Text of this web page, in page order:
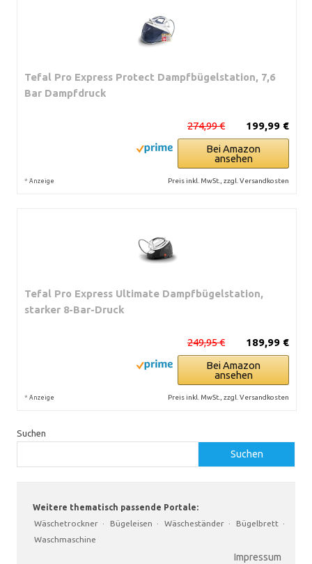
Tefal Pro Express Protect Dampfbügelstation, 7,6
Bar Dampfdruck
199,99 €
274,99 €
Bei Amazon
ansehen
* Anzeige Preis inkl. MwSt., zzgl. Versandkosten
Tefal Pro Express Ultimate Dampfbügelstation,
starker 8-Bar-Druck
189,99 €
249,95 €
Bei Amazon
ansehen
* Anzeige Preis inkl. MwSt., zzgl. Versandkosten
Suchen
Suchen
Weitere thematisch passende Portale:
Wäschetrockner · Bügeleisen · Wäscheständer · Bügelbrett ·
Waschmaschine
Impressum